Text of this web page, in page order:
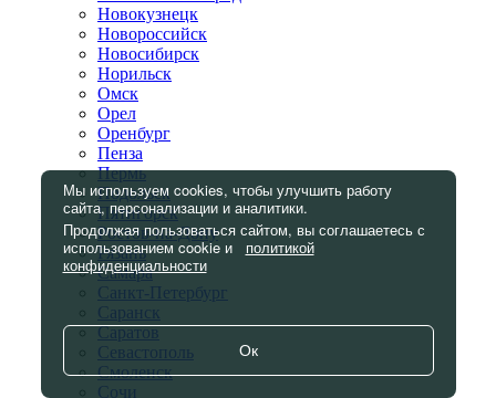
Новокузнецк
Новороссийск
Новосибирск
Норильск
Омск
Орел
Оренбург
Пенза
Пермь
Подольск
Пятигорск
Ростов-на-Дону
Рязань
Самара
Санкт-Петербург
Саранск
Саратов
Севастополь
Смоленск
Сочи
Мы используем cookies, чтобы улучшить работу
сайта, персонализации и аналитики.
Продолжая пользоваться сайтом, вы соглашаетесь с
использованием cookie и
политикой
конфиденциальности
Ок